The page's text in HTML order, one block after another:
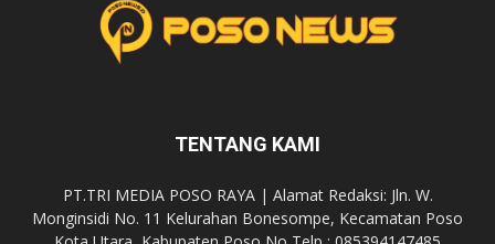
TENTANG KAMI
PT.TRI MEDIA POSO RAYA | Alamat Redaksi: Jln. W.
Monginsidi No. 11 Kelurahan Bonesompe, Kecamatan Poso